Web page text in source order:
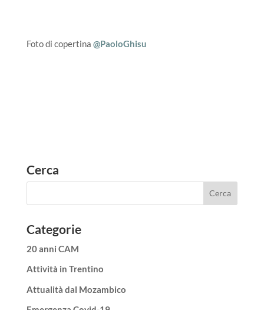
Foto di copertina @PaoloGhisu
Cerca
Categorie
20 anni CAM
Attività in Trentino
Attualità dal Mozambico